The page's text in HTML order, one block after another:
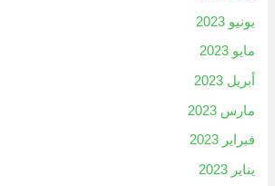
يونيو 2023
مايو 2023
أبريل 2023
مارس 2023
فبراير 2023
يناير 2023